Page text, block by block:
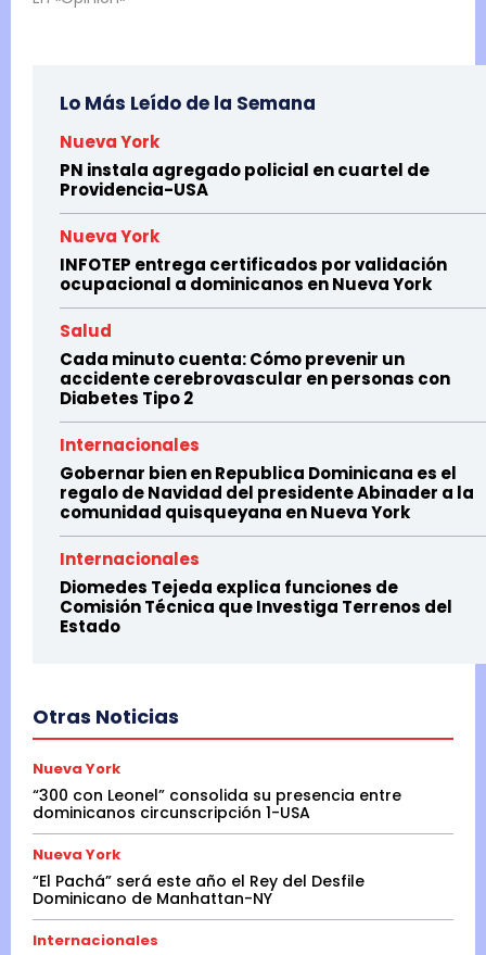
Lo Más Leído de la Semana
Nueva York
PN instala agregado policial en cuartel de
Providencia-USA
Nueva York
INFOTEP entrega certificados por validación
ocupacional a dominicanos en Nueva York
Salud
Cada minuto cuenta: Cómo prevenir un
accidente cerebrovascular en personas con
Diabetes Tipo 2
Internacionales
Gobernar bien en Republica Dominicana es el
regalo de Navidad del presidente Abinader a la
comunidad quisqueyana en Nueva York
Internacionales
Diomedes Tejeda explica funciones de
Comisión Técnica que Investiga Terrenos del
Estado
Otras Noticias
Nueva York
“300 con Leonel” consolida su presencia entre
dominicanos circunscripción 1-USA
Nueva York
“El Pachá” será este año el Rey del Desfile
Dominicano de Manhattan-NY
Internacionales